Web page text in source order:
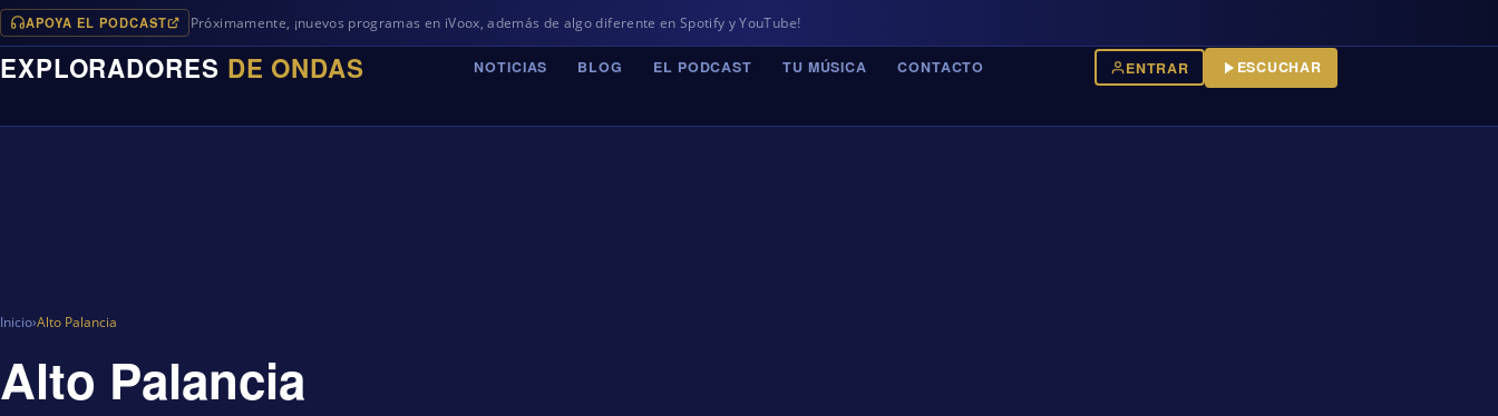
APOYA EL PODCASTPróximamente, ¡nuevos programas en iVoox, además de algo diferente en Spotify y YouTube!
EXPLORADORES DE ONDAS NOTICIAS BLOG EL PODCAST TU MÚSICA CONTACTO ENTRAR ESCUCHAR
Inicio›Alto Palancia
Alto Palancia